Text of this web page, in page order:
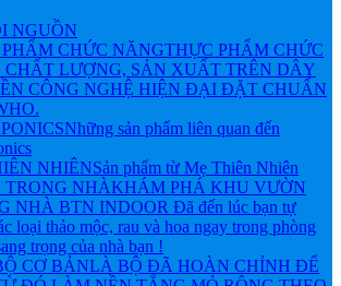
NGUỒN
CHỨC NĂNGTHỰC PHẨM CHỨC
CHẤT LƯỢNG, SẢN XUẤT TRÊN DÂY
CÔNG NGHỆ HIỆN ĐẠI ĐẶT CHUẨN
Những sản phẩm liên quan đến
NHIÊNSản phẩm từ Mẹ Thiên Nhiên
TRONG NHÀKHÁM PHÁ KHU VƯỜN
NHÀ BTN INDOOR Đã đến lúc bạn tự
loại thảo mộc, rau và hoa ngay trong phòng
trọng của nhà bạn !
CƠ BẢNLÀ BỘ ĐÃ HOÀN CHỈNH ĐỂ